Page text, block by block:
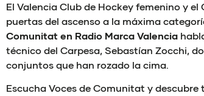
El Valencia Club de Hockey femenino y
puertas del ascenso a la máxima
Comunitat en Radio Marca Valencia
técnico del Carpesa, Sebastían Zocchi,
conjuntos que han rozado la cima.
Escucha Voces de Comunitat y